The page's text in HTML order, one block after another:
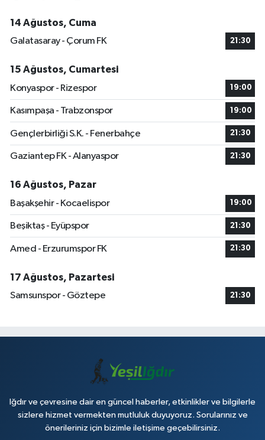
14 Ağustos, Cuma
Galatasaray - Çorum FK
21:30
15 Ağustos, Cumartesi
Konyaspor - Rizespor
19:00
Kasımpaşa - Trabzonspor 19:00
Gençlerbirliği S.K. - Fenerbahçe 21:30
Gaziantep FK - Alanyaspor 21:30
16 Ağustos, Pazar
Başakşehir - Kocaelispor
19:00
Beşiktaş - Eyüpspor 21:30
Amed - Erzurumspor FK 21:30
17 Ağustos, Pazartesi
Samsunspor - Göztepe
21:30
Iğdır ve çevresine dair en güncel haberler, etkinlikler ve bilgilerle
sizlere hizmet vermekten mutluluk duyuyoruz. Sorularınız ve
önerileriniz için bizimle iletişime geçebilirsiniz.